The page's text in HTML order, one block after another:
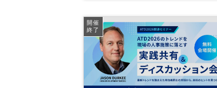
人材戦略
DX 診療報酬 参加無料 土日祝開催
開催
終了